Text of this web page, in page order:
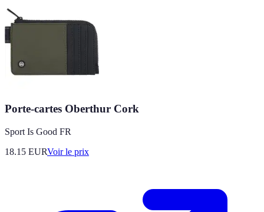
Porte-cartes Oberthur Cork
Sport Is Good FR
18.15 EURVoir le prix